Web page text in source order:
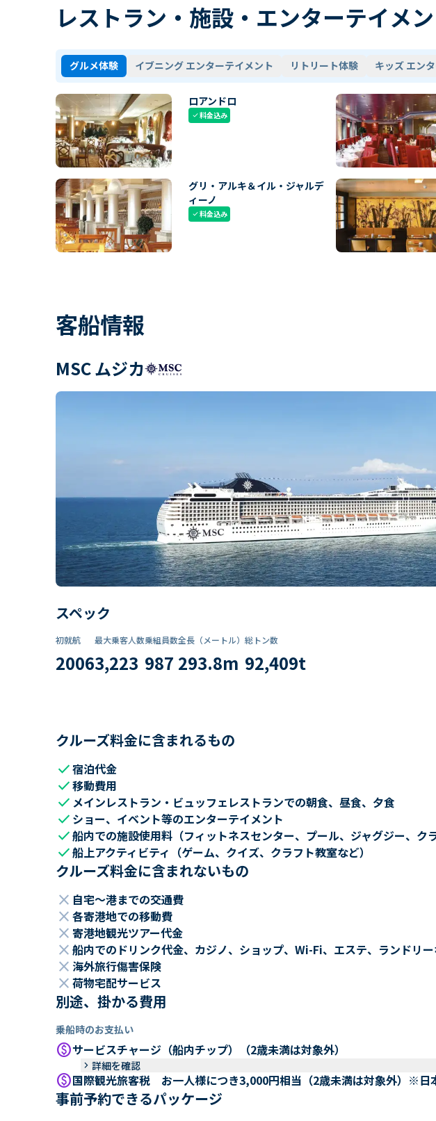
レストラン・施設・エンターテイメ
グルメ体験 イブニング エンターテイメント リトリート体験 キッズ エン
ロアンドロ
check料金込み
グリ・アルキ＆イル・ジャルデ
ィーノ
check料金込み
客船情報
MSC ムジカ
スペック
初就航
2006
最大乗客人数
3,223
乗組員数​
987
全長（メートル）
293.8m
総トン数​
92,409t
クルーズ料金に含まれるもの
check宿泊代金
check移動費用
check メインレストラン・ビュッフェレストランでの朝食、昼食、夕食
check ショー、イベント等のエンターテイメント
check船内での施設使用料（フィットネスセンター、プール、ジャグジー、ク
check船上アクティビティ（ゲーム、クイズ、クラフト教室など）
クルーズ料金に含まれないもの
close 自宅～港までの交通費
close 各寄港地での移動費
close 寄港地観光ツアー代金
close 船内でのドリンク代金、カジノ、ショップ、Wi-Fi、エステ、ランドリ
close 海外旅行傷害保険
close 荷物宅配サービス
別途、掛かる費用
乗船時のお支払い
paidサービスチャージ（船内チップ）（2歳未満は対象外）
keyboard_arrow_right 詳細を確認
paid国際観光旅客税 お一人様につき3,000円相当（2歳未満は対象外）※日
事前予約できるパッケージ